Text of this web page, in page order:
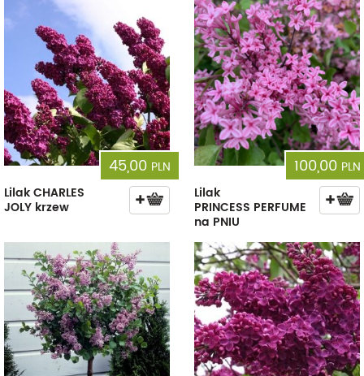
45,00 PLN
Lilak CHARLES
JOLY krzew
100,00 PLN
Lilak
PRINCESS PERFUME
na PNIU